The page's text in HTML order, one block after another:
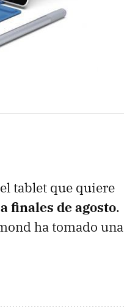
tablet que quiere
finales de agosto.
ha tomado una